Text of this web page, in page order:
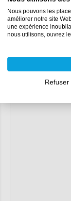
Nous pouvons les
améliorer notre site
une expérience
nous utilisons, ouvrez
Refuser